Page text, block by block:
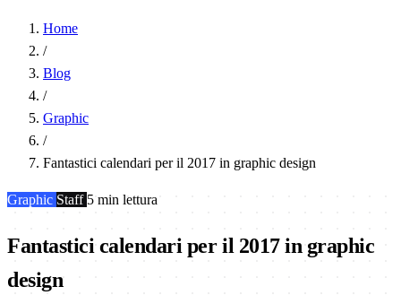
Home
/
Blog
/
Graphic
/
Fantastici calendari per il 2017 in graphic design
Graphic Staff 5 min lettura
Fantastici calendari per il 2017 in graphic
design